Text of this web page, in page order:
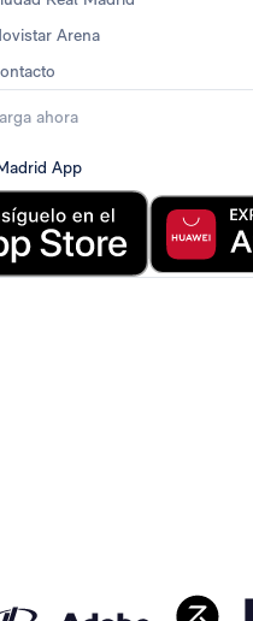
Arena
ahora
App